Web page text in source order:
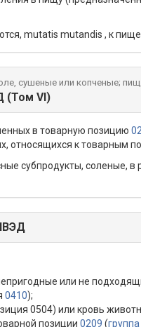
mutatis mutandis , к
сушеные или копченые;
(Том VI)
в товарную позицию
относящихся к товарным
субпродукты, соленые,
или не
0410);
0504) или кровь
позиции 0209 (